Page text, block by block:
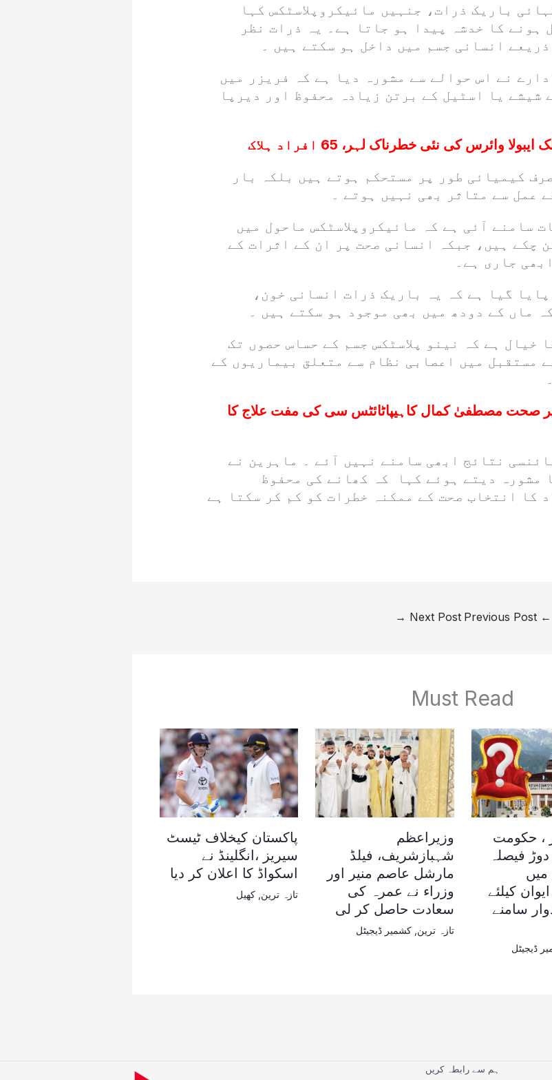
باریک ذرات، جنہیں مائیکروپلاسٹکس کہا
ہونے کا خدشہ پیدا ہو جاتا ہے۔ یہ ذرات نظر
انسانی جسم میں داخل ہو سکتے ہیں ۔
نے اس حوالے سے مشورہ دیا ہے کہ فریزر میں
شیشے یا اسٹیل کے برتن زیادہ محفوظ اور دیرپا
وائرس کی نئی خطرناک لہر، 65 افراد ہلاک
کیمیائی طور پر مستحکم ہوتے ہیں بلکہ بار
عمل سے متاثر بھی نہیں ہوتے ۔
سامنے آئی ہے کہ مائیکروپلاسٹکس ماحول میں
چکے ہیں، جبکہ انسانی صحت پر ان کے اثرات کے
جاری ہے۔
گیا ہے کہ یہ باریک ذرات انسانی خون،
ماں کے دودھ میں بھی موجود ہو سکتے ہیں ۔
خیال ہے کہ نینو پلاسٹکس جسم کے حساس حصوں تک
مستقبل میں اعصابی نظام سے متعلق بیماریوں کے
صحت مصطفیٰ کمال کاہیپاٹائٹس سی کی مفت علاج کا
نتائج ابھی سامنے نہیں آئے ۔ ماہرین نے
مشورہ دیتے ہوئے کہا کہ کھانے کی محفوظ
کا انتخاب صحت کے ممکنہ خطرات کو کم کر سکتا ہے
←
Next Post
→
Must Read
، حکومت
فیصلہ
کیلئے
سامنے
ڈیجیٹل
وزیراعظم
شہبازشریف، فیلڈ
مارشل عاصم منیر اور
وزراء نے عمرہ کی
سعادت حاصل کر لی
تازہ ترین ,کشمیر ڈیجیٹل
پاکستان کیخلاف ٹیسٹ
سیریز ،انگلینڈ نے
اسکواڈ کا اعلان کر دیا
تازہ ترین کھیل
ہم سے رابطہ کریں